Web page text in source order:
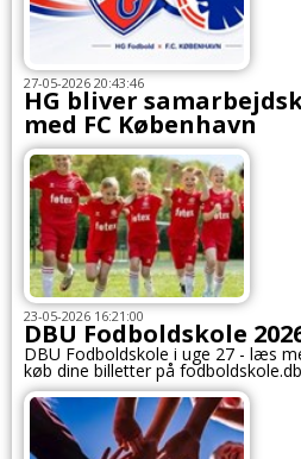
27-05-2026 20:43:46
HG bliver
med FC København
23-05-2026 16:21:00
DBU Fodboldskole
DBU Fodboldskole i uge 27 - læs
køb dine billetter på